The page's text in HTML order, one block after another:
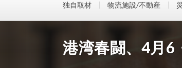
独自取材 物流施設/不動産
港湾春闘、4月6